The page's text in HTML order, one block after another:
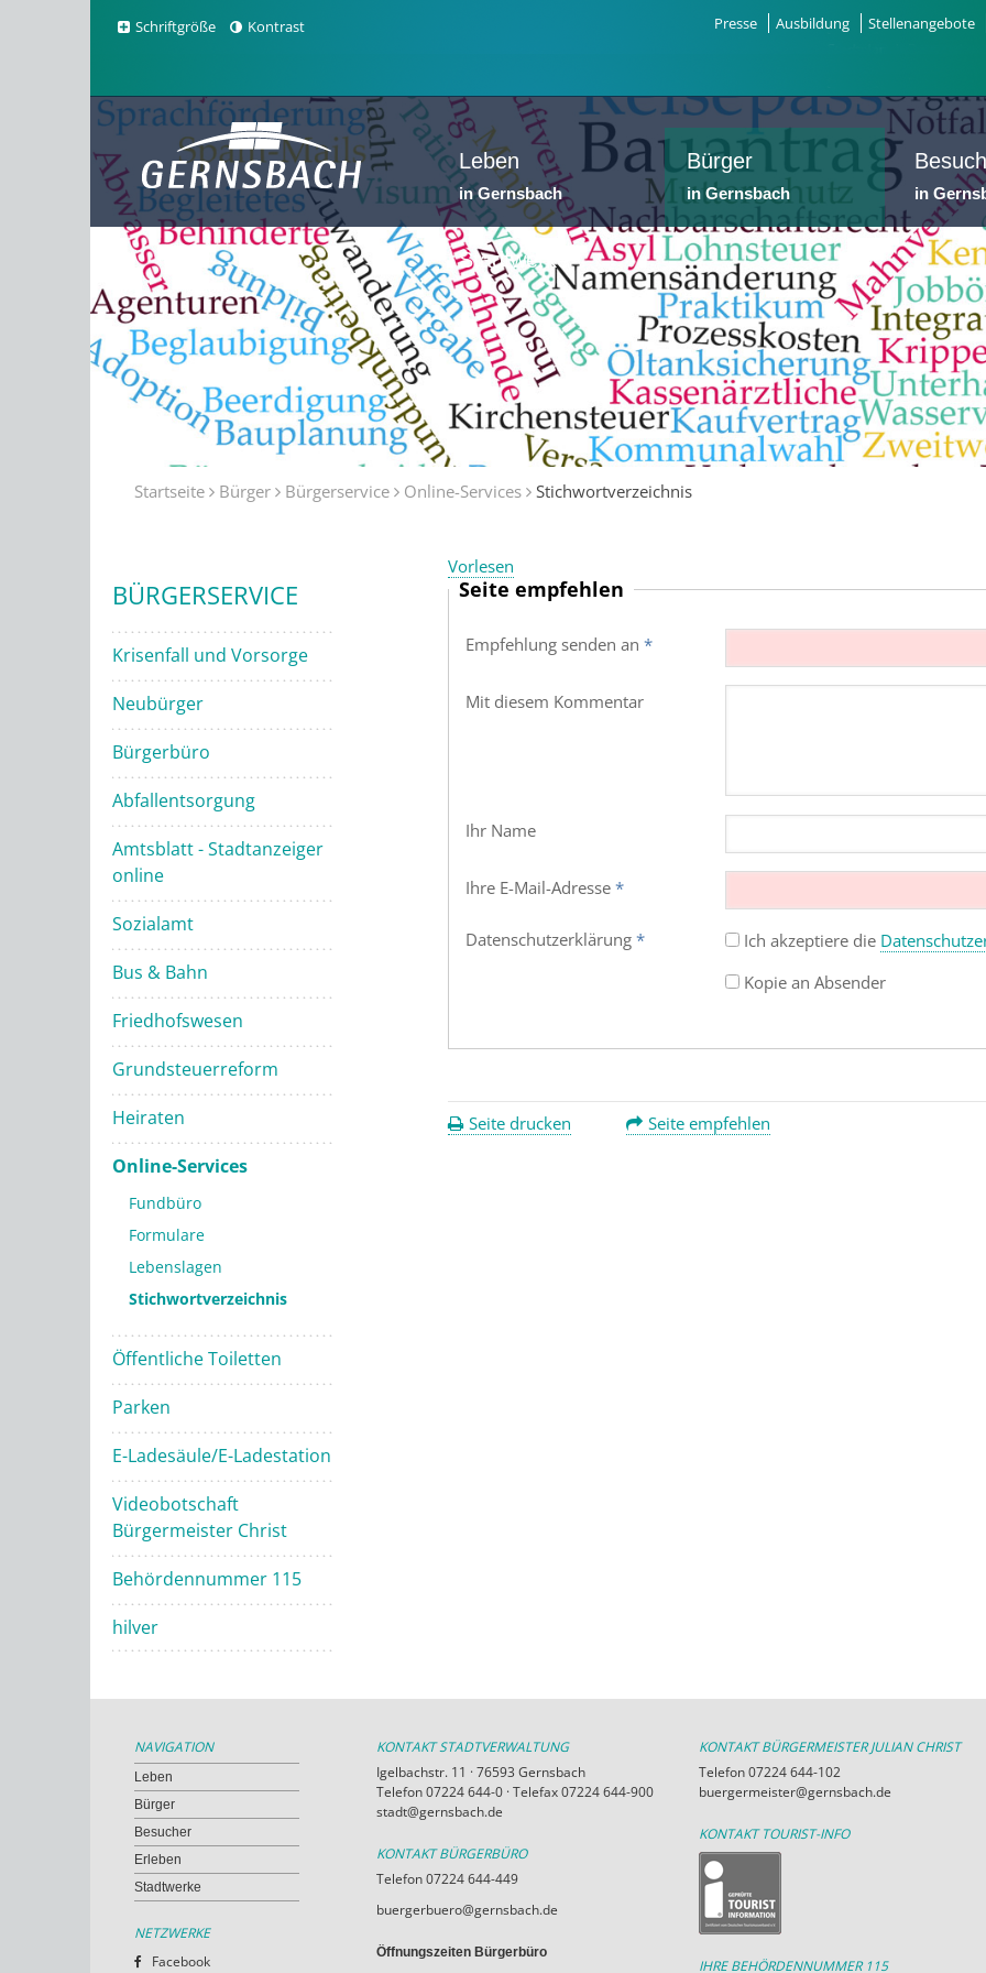
Schriftgröße Kontrast Presse Ausbildung Stellenangebote
Leben
in Gernsbach
Bürger
in Gernsbach in
Stadtwerke
Startseite Bürger Bürgerservice Online-Services Stichwortverzeichnis
BÜRGERSERVICE
Krisenfall und Vorsorge
Neubürger
Bürgerbüro
Abfallentsorgung
Amtsblatt - Stadtanzeiger
online
Sozialamt
Bus & Bahn
Friedhofswesen
Grundsteuerreform
Heiraten
Online-Services
Fundbüro
Formulare
Lebenslagen
Stichwortverzeichnis
Öffentliche Toiletten
Parken
E-Ladesäule/E-Ladestation
Videobotschaft
Bürgermeister Christ
Behördennummer 115
hilver
Vorlesen
Seite empfehlen
Empfehlung senden an *
Mit diesem Kommentar
Ihr Name
Ihre E-Mail-Adresse *
Datenschutz­erklärung * Ich akzeptiere die
Kopie an Absender
Seite drucken Seite empfehlen
NAVIGATION
Leben
Bürger
Besucher
Erleben
Stadtwerke
NETZWERKE
Facebook
KONTAKT STADTVERWALTUNG
Igelbachstr. 11 · 76593 Gernsbach
Telefon 07224 644-0 · Telefax 07224 644-900
stadt@gernsbach.de
KONTAKT BÜRGERBÜRO
Telefon 07224 644-449
buergerbuero@gernsbach.de
Öffnungszeiten Bürgerbüro
KONTAKT BÜRGERMEISTER JULIAN CHRIST
Telefon 07224 644-102
buergermeister@gernsbach.de
KONTAKT TOURIST-INFO
IHRE BEHÖRDENNUMMER 115